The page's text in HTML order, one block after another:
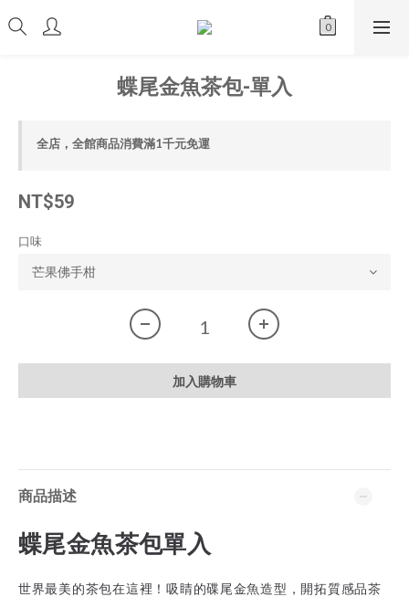
蝶尾金魚茶包-單入
全店，全館商品消費滿1千元免運
NT$59
口味
加入購物車
商品描述
蝶尾金魚茶包單入
世界最美的茶包在這裡！吸睛的碟尾金魚造型，開拓質感品茶